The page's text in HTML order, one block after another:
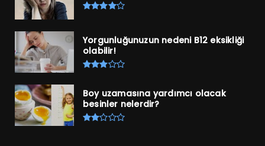
Yorgunluğunuzun nedeni B12 eksikliği
olabilir!
Boy uzamasına yardımcı olacak
besinler nelerdir?